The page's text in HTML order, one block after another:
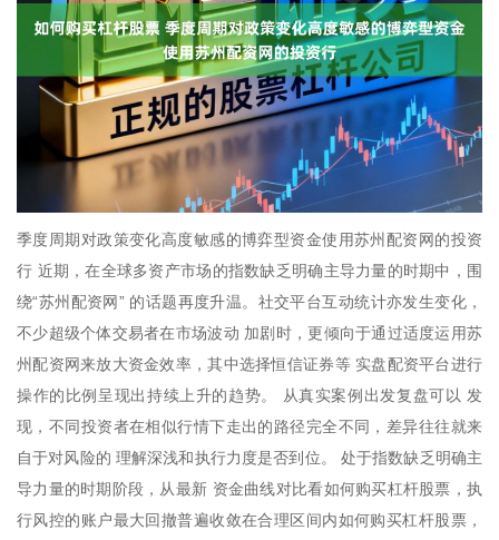
季度周期对政策变化高度敏感的博弈型资金使用苏州配资网的投资
行 近期，在全球多资产市场的指数缺乏明确主导力量的时期中，围
绕“苏州配资网” 的话题再度升温。社交平台互动统计亦发生变化，
不少超级个体交易者在市场波动 加剧时，更倾向于通过适度运用苏
州配资网来放大资金效率，其中选择恒信证券等 实盘配资平台进行
操作的比例呈现出持续上升的趋势。 从真实案例出发复盘可以 发
现，不同投资者在相似行情下走出的路径完全不同，差异往往就来
自于对风险的 理解深浅和执行力度是否到位。 处于指数缺乏明确主
导力量的时期阶段，从最新 资金曲线对比看如何购买杠杆股票，执
行风控的账户最大回撤普遍收敛在合理区间内如何购买杠杆股票，